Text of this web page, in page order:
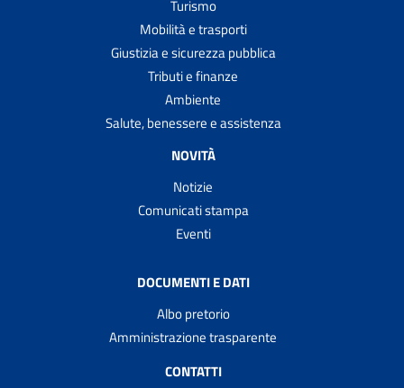
Turismo
Mobilità e trasporti
Giustizia e sicurezza pubblica
Tributi e finanze
Ambiente
Salute, benessere e assistenza
NOVITÀ
Notizie
Comunicati stampa
Eventi
DOCUMENTI E DATI
Albo pretorio
Amministrazione trasparente
CONTATTI